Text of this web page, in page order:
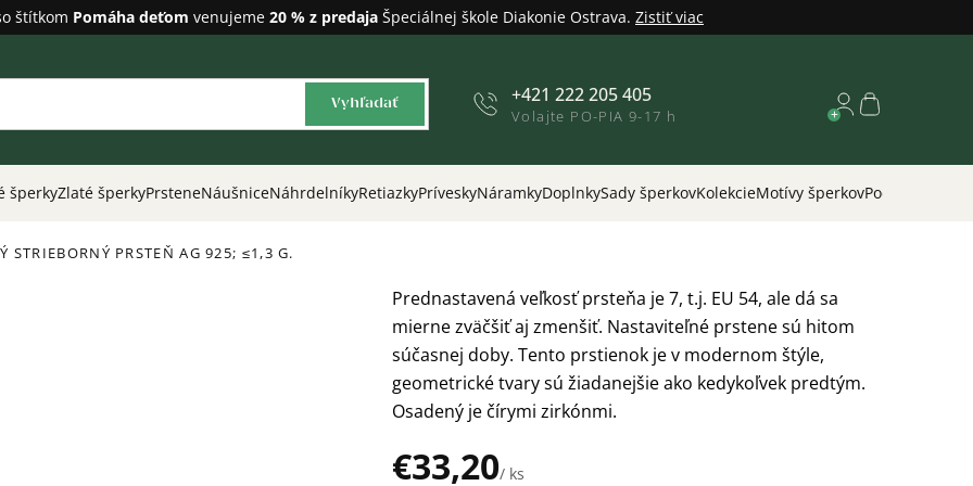
štítkom Pomáha deťom venujeme 20 % z predaja Špeciálnej škole Diakonie Ostrava. Zistiť viac
Vyhľadať +421 222 205 405
Volajte PO-PIA 9-17 h
Nákupný
šperkyZlaté šperkyPrsteneNáušniceNáhrdelníkyRetiazkyPríveskyNáramkyDoplnkySady šperkovKolekcieMotívy šperkovPodľa
STRIEBORNÝ PRSTEŇAG 925; ≤1,3 G.
€33,20/ ks
Jednotková
Prednastavená veľkosť prsteňa je 7, t.j. EU 54, ale dá sa
mierne zväčšiť aj zmenšiť. Nastaviteľné prstene sú hitom
súčasnej doby. Tento prstienok je v modernom štýle,
geometrické tvary sú žiadanejšie ako kedykoľvek predtým.
Osadený je čírymi zirkónmi.